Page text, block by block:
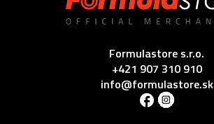
Formulastore s.r.o.
+421 907 310 910
info@formulastore.sk